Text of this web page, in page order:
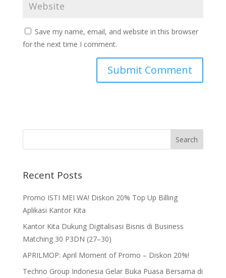
Save my name, email, and website in this browser
for the next time I comment.
Recent Posts
Promo ISTI MEI WA! Diskon 20% Top Up Billing
Aplikasi Kantor Kita
Kantor Kita Dukung Digitalisasi Bisnis di Business
Matching 30 P3DN (27–30)
APRILMOP: April Moment of Promo – Diskon 20%!
Techno Group Indonesia Gelar Buka Puasa Bersama di